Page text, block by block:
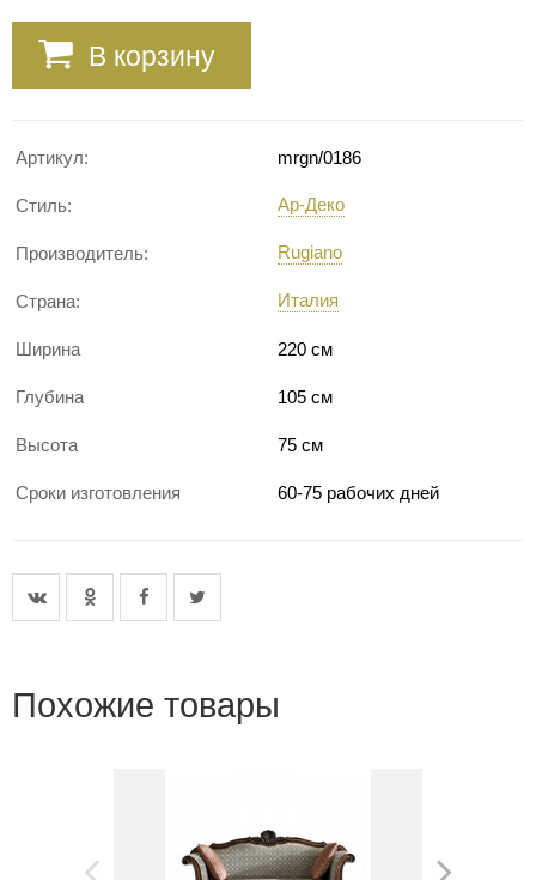
В корзину
Артикул: mrgn/0186
Стиль: Ар-Деко
Производитель: Rugiano
Страна: Италия
Ширина 220 см
Глубина 105 см
Высота 75 см
Сроки изготовления 60-75 рабочих дней
Похожие товары